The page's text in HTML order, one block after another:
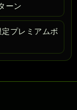
ーン
プレミアムボ